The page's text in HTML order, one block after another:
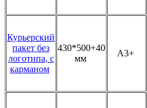
Курьерский
пакет без
логотипа, с
карманом
430*500+40
мм
А3+